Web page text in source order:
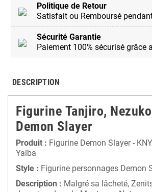
Politique de Retour
Satisfait ou Remboursé
Sécurité Garantie
Paiement 100% sécurisé grâce
DESCRIPTION
Figurine Tanjiro,
Demon Slayer
Produit : Figurine Demon Slayer -
Yaiba
Style : Figurine personnages Demon
Description : Malgré sa lâcheté,